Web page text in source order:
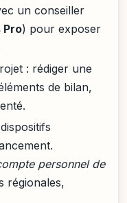
un conseiller
Pro) pour exposer
: rédiger une
de bilan,
personnel de
régionales,